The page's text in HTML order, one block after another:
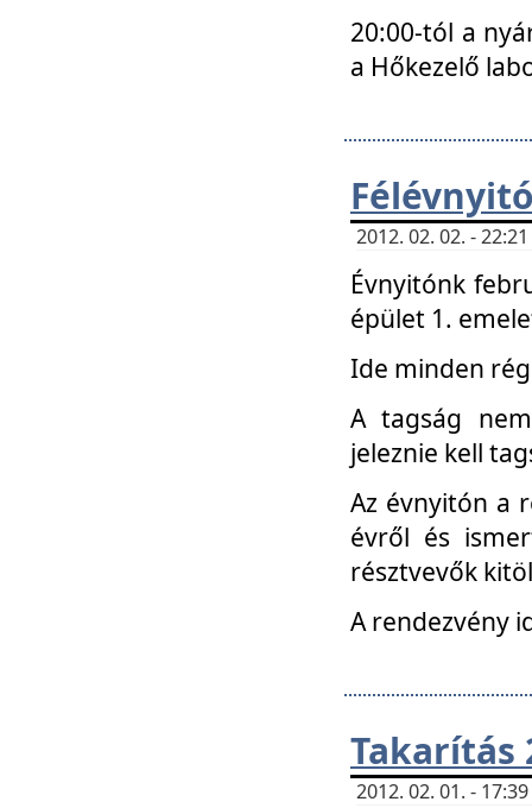
20:00-tól a
a Hőkezelő
2012. 02. 02. -
Évnyitónk
épület 1.
Ide minden
A tagság
jeleznie kell
Az évnyitón a
évről és
résztvevők
A rendezvény
Takarítás
2012. 02. 01. -